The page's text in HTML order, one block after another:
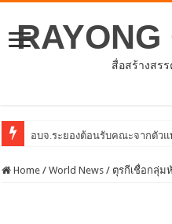
สื่อสร้างสร
โครงการพัฒนาศักยภาพบุคลา
Home / World News / ตุรกีเชื่อกลุ่ม